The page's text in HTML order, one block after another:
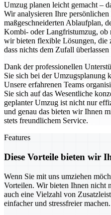
Umzug planen leicht gemacht –
Wir analysieren Ihre
maßgeschneiderten Ablaufplan,
Kombi- oder Langfristumzug, ob
wir bieten flexible Lösungen, die
dass nichts dem Zufall
Dank der professionellen
Sie sich bei der Umzugsplanung
Unsere erfahrenen Teams
Sie sich auf das Wesentliche
geplanter Umzug ist nicht nur
und genau das bieten wir Ihnen
stets freundlichem Service.
Features
Diese Vorteile bieten wir
Wenn Sie mit uns umziehen
Vorteilen. Wir bieten Ihnen nicht
auch eine Vielzahl von
einfacher und stressfreier machen.